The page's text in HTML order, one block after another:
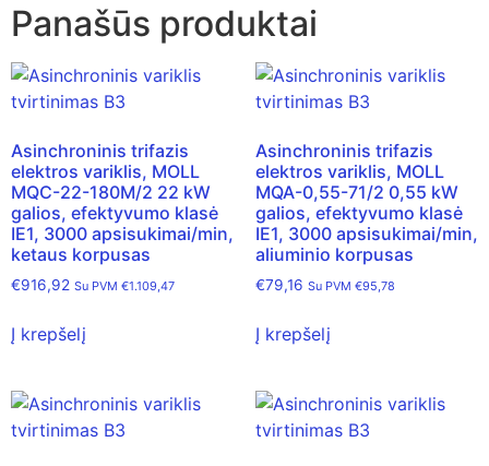
Panašūs produktai
Asinchroninis trifazis
elektros variklis, MOLL
MQC-22-180M/2 22 kW
galios, efektyvumo klasė
IE1, 3000 apsisukimai/min,
ketaus korpusas
€916,92 Su PVM €1.109,47
Į krepšelį
Asinchroninis trifazis
elektros variklis, MOLL
MQA-0,55-71/2 0,55 kW
galios, efektyvumo klasė
IE1, 3000 apsisukimai/min,
aliuminio korpusas
€79,16 Su PVM €95,78
Į krepšelį